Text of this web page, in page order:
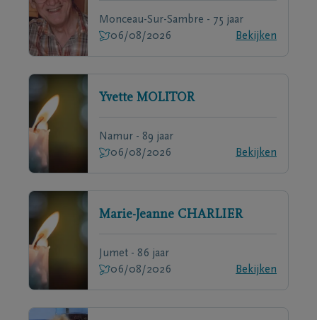
Monceau-Sur-Sambre - 75 jaar
06/08/2026
Bekijken
Yvette MOLITOR
Namur - 89 jaar
06/08/2026
Bekijken
Marie-Jeanne CHARLIER
Jumet - 86 jaar
06/08/2026
Bekijken